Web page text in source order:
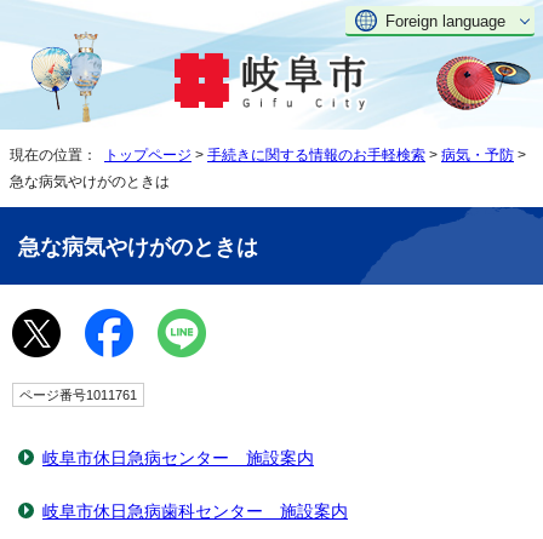
Foreign language
現在の位置： トップページ > 手続きに関する情報のお手軽検索 > 病気・予防 >
急な病気やけがのときは
急な病気やけがのときは
ページ番号1011761
岐阜市休日急病センター 施設案内
岐阜市休日急病歯科センター 施設案内